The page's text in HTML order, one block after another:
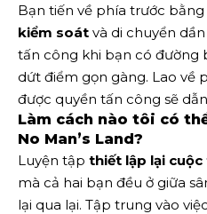
Bạn tiến về phía trước
kiểm soát và di chuyển
tấn công khi bạn có đường
dứt điểm gọn gàng. Lao về
được quyền tấn công sẽ
Làm cách nào tôi có
No Man’s Land?
Luyện tập thiết lập lại
mà cả hai bạn đều ở giữa
lại qua lại. Tập trung vào